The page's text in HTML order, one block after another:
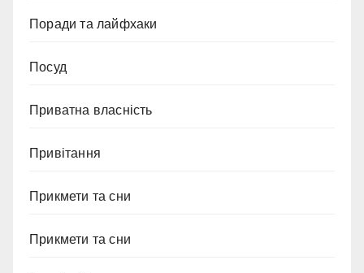
Поради та лайфхаки
Посуд
Приватна власність
Привітання
Прикмети та сни
Прикмети та сни